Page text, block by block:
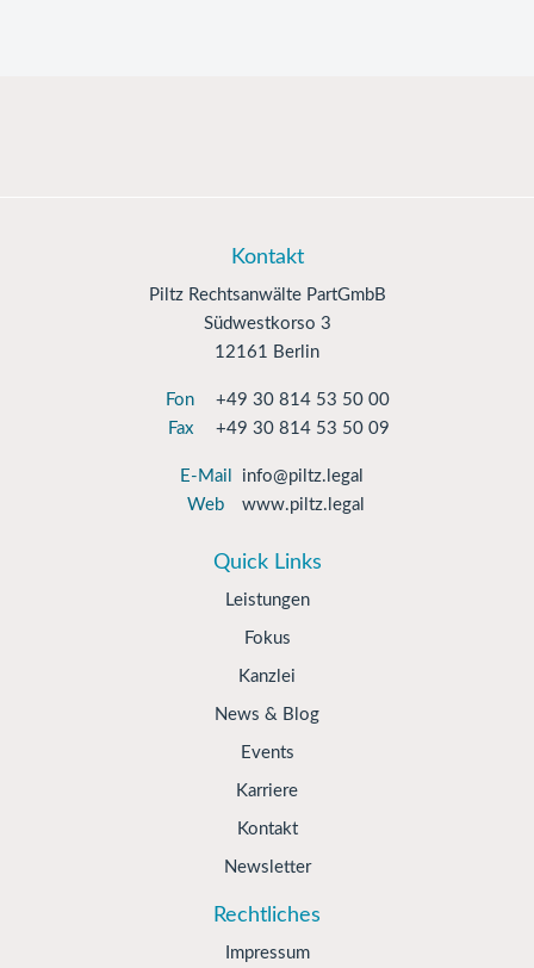
Kontakt
Piltz Rechtsanwälte PartGmbB
Südwestkorso 3
12161 Berlin
Fon
+49 30 814 53 50 00
Fax
+49 30 814 53 50 09
E-Mail
info@piltz.legal
Web
www.piltz.legal
Quick Links
Leistungen
Fokus
Kanzlei
News & Blog
Events
Karriere
Kontakt
Newsletter
Rechtliches
Impressum